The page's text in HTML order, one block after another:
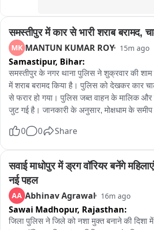
ਹਾਈਕੋਰਟ ਤੋਂ ਮਾਮਲੇ ਦੀ  ਨਿਰਪੱਖ ਜਾਂਚ ਕਰਵਾਉਣ
ਅਦਾਲਤ ਨੇ ਮਾਮਲੇ ਦੀ ਸੁਣਵਾਈ ਦੌਰਾਨ ਸੰਬੰਧਿਤ
ਦੀ ਪ੍ਰਕਿਰਿਆ ਸ਼ੁਰੂ ਕੀਤੀ ਹੈ। ਫਿਲਹਾਲ ਮਾਮਲੇ
ਆਉਣਾ ਬਾਕੀ ਹੈ ਅਤੇ ਐਨਟੀਏ ਵੱਲੋਂ ਇਨ੍ਹਾਂ
ਵਿੱਚ ਆਪਣਾ ਪੱਖ ਰੱਖਿਆ ਜਾਣਾ ਹੈ।
समस्तीपुर में कार से भारी शराब बरामद,
MK MANTUN KUMAR ROY 15m ago
Samastipur, Bihar:
समस्तीपुर के नगर थाना पुलिस ने शुक्रवार की शाम
में शराब बरामद किया है। पुलिस को देखकर कार
से फरार हो गया। पुलिस जब्त वाहन के मालिक
जुट गई है। जानकारी के अनुसार, मोक्षधाम के
को देखकर वाहन लेकर भागने लगा। संदेह होने पर
जब कार के पास पहुंची तो वह लॉक थी। इसकी
अजीत कुमार को दी गई। सूचना मिलते ही
मौके पर पहुंचे। इसके बाद कार का लॉक खोलने के
गया। कार खुलते ही पुलिसकर्मियों को अंदर शराब
दिखाई दीं। कार की डिक्की भी शराब की कार्टन से
शराब को जब्त करने के साथ कार को कब्जे में लेकर
0 0 Share
सवाई माधोपुर में ड्रग वॉरियर बनेंगे
नई पहल
AA Abhinav Agrawal 16m ago
Sawai Madhopur, Rajasthan:
जिला पुलिस ने जिले को नशा मुक्त बनाने की